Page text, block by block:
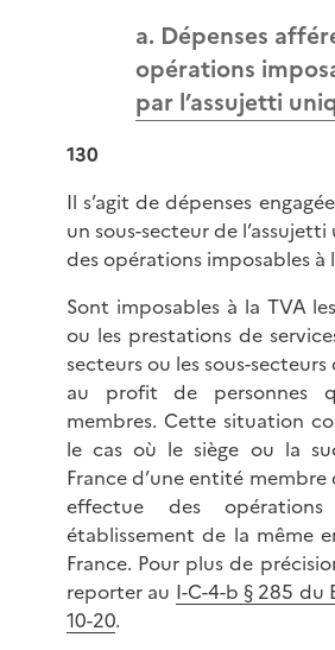
a. Dépenses
opérations
par l’assujetti
130
Il s’agit de dépenses
un sous-secteur de
des opérations imposables à
Sont imposables à la TVA
ou les prestations de
secteurs ou les sous-
au profit de personnes
membres. Cette situation
le cas où le siège ou la
France d’une entité membre
effectue des
établissement de la même
France. Pour plus de
reporter au I-C-4-b § 285 du
10-20.